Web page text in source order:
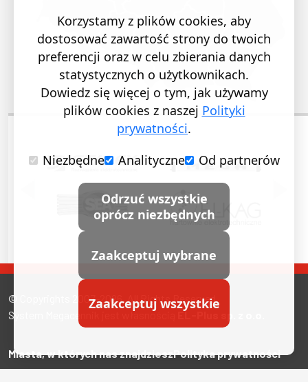
POPRZEDNI SLAJD
© Copyrights 2007-2026. All Rights Reserved.
System Megacennik jest własnością
EL-Plus sp. z o.o.
Miasta, w których nas znajdzieszPolityka prywatności
Korzystamy z plików cookies, aby
dostosować zawartość strony do twoich
preferencji oraz w celu zbierania danych
statystycznych o użytkownikach.
Dowiedz się więcej o tym, jak używamy
plików cookies z naszej Polityki
prywatności.
Niezbędne
Analityczne Od partnerów
Odrzuć wszystkie
oprócz niezbędnych
Zaakceptuj wybrane
Zaakceptuj wszystkie